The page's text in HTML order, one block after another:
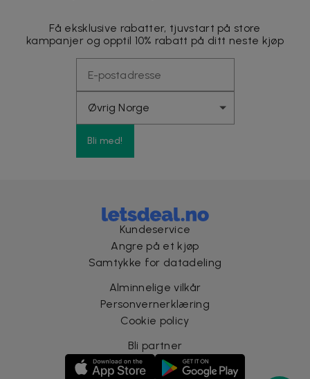
Få eksklusive rabatter, tjuvstart på store
kampanjer og opptil 10% rabatt på ditt neste kjøp
Bli med!
Kundeservice
Angre på et kjøp
Samtykke for datadeling
Alminnelige vilkår
Personvernerklæring
Cookie policy
Bli partner